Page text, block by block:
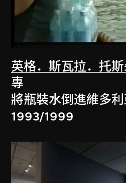
英格．斯瓦拉．托
專
將瓶裝水倒進維多
1993/1999